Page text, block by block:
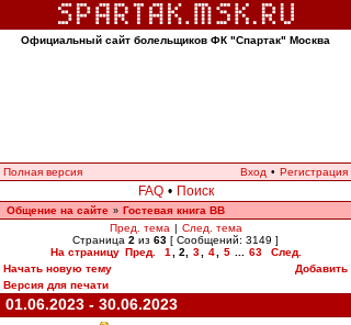
Официальный сайт болельщиков ФК "Спартак" Москва
Полная версия Вход • Регистрация
FAQ • Поиск
Общение на сайте » Гостевая книга ВВ
Пред. тема | След. тема
Страница 2 из 63 [ Сообщений: 3149 ]
На страницу Пред. 1 2 3 4 5 63
След.
Начать новую тему
Добавить
Версия для печати
01.06.2023 - 30.06.2023